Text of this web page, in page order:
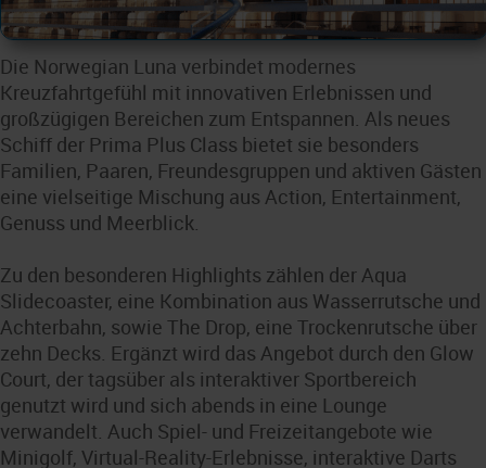
Die Norwegian Luna verbindet modernes
Kreuzfahrtgefühl mit innovativen Erlebnissen und
großzügigen Bereichen zum Entspannen. Als neues
Schiff der Prima Plus Class bietet sie besonders
Familien, Paaren, Freundesgruppen und aktiven Gästen
eine vielseitige Mischung aus Action, Entertainment,
Genuss und Meerblick.
Zu den besonderen Highlights zählen der Aqua
Slidecoaster, eine Kombination aus Wasserrutsche und
Achterbahn, sowie The Drop, eine Trockenrutsche über
zehn Decks. Ergänzt wird das Angebot durch den Glow
Court, der tagsüber als interaktiver Sportbereich
genutzt wird und sich abends in eine Lounge
verwandelt. Auch Spiel- und Freizeitangebote wie
Minigolf, Virtual-Reality-Erlebnisse, interaktive Darts